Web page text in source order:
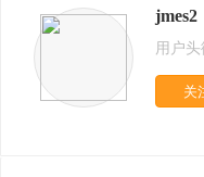
» ›
jmes2
用户头
关